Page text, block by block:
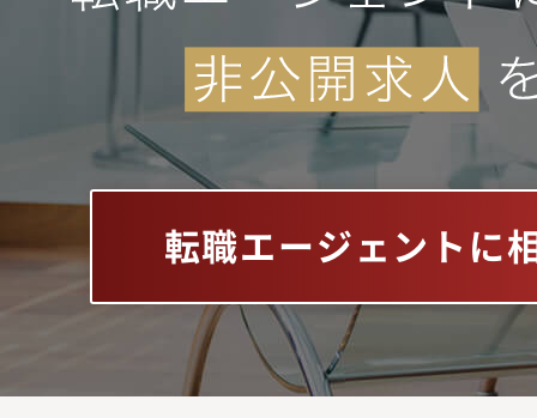
転職エージェントに